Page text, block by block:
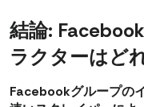
結論:
ラクターはど
Facebookグループの